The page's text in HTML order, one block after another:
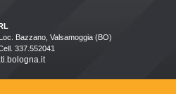
Bazzano, Valsamoggia (BO)
337.552041